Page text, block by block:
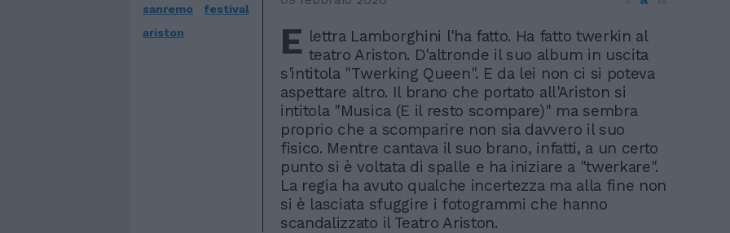
sanremo
festival
ariston
E lettra Lamborghini l'ha fatto. Ha fatto twerkin al
teatro Ariston. D'altronde il suo album in uscita
s'intitola "Twerking Queen". E da lei non ci si poteva
aspettare altro. Il brano che portato all'Ariston si
intitola "Musica (E il resto scompare)" ma sembra
proprio che a scomparire non sia davvero il suo
fisico. Mentre cantava il suo brano, infatti, a un certo
punto si è voltata di spalle e ha iniziare a "twerkare".
La regia ha avuto qualche incertezza ma alla fine non
si è lasciata sfuggire i fotogrammi che hanno
scandalizzato il Teatro Ariston.